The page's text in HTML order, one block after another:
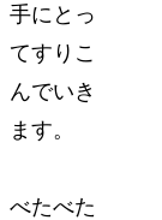
手にとっ
てすりこ
んでいき
ます。
べたべた